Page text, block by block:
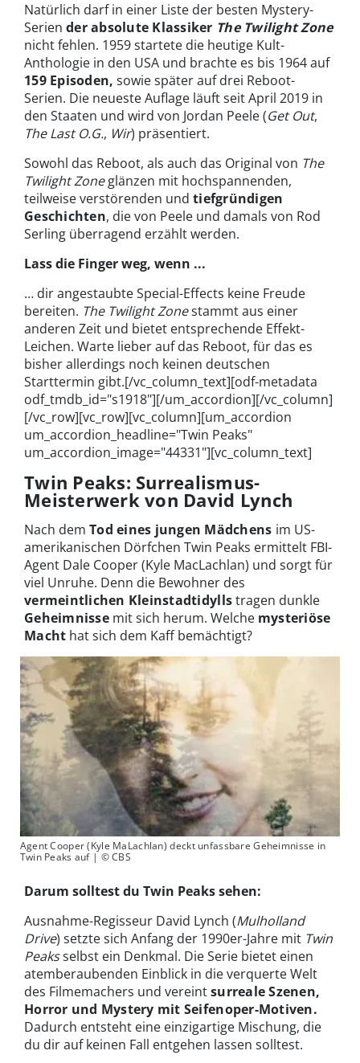
Natürlich darf in einer Liste der besten Mystery-
Serien der absolute Klassiker The Twilight Zone
nicht fehlen. 1959 startete die heutige Kult-
Anthologie in den USA und brachte es bis 1964 auf
159 Episoden, sowie später auf drei Reboot-
Serien. Die neueste Auflage läuft seit April 2019 in
den Staaten und wird von Jordan Peele (Get Out,
The Last O.G., Wir) präsentiert.
Sowohl das Reboot, als auch das Original von The
Twilight Zoneglänzen mit hochspannenden,
teilweise verstörenden und tiefgründigen
Geschichten, die von Peele und damals von Rod
Serling überragend erzählt werden.
Lass die Finger weg, wenn ...
… dir angestaubte Special-Effects keine Freude
bereiten. The Twilight Zonestammt aus einer
anderen Zeit und bietet entsprechende Effekt-
Leichen. Warte lieber auf das Reboot, für das es
bisher allerdings noch keinen deutschen
Starttermin gibt.[/vc_column_text][odf-metadata
odf_tmdb_id="s1918"][/um_accordion][/vc_column]
[/vc_row][vc_row][vc_column][um_accordion
um_accordion_headline="Twin Peaks"
um_accordion_image="44331"][vc_column_text]
Twin Peaks: Surrealismus-
Meisterwerk von David Lynch
Nach dem Tod eines jungen Mädchens im US-
amerikanischen Dörfchen Twin Peaks ermittelt FBI-
Agent Dale Cooper (Kyle MacLachlan) und sorgt für
viel Unruhe. Denn die Bewohner des
vermeintlichen Kleinstadtidyllstragen dunkle
Geheimnissemit sich herum. Welche mysteriöse
Macht hat sich dem Kaff bemächtigt?
Agent Cooper (Kyle MaLachlan) deckt unfassbare Geheimnisse in
Twin Peaks auf | © CBS
Darum solltest du Twin Peaks sehen:
Ausnahme-Regisseur David Lynch (Mulholland
Drive) setzte sich Anfang der 1990er-Jahre mit Twin
Peaksselbst ein Denkmal. Die Serie bietet einen
atemberaubenden Einblick in die verquerte Welt
des Filmemachers und vereintsurreale Szenen,
Horror und Mystery mit Seifenoper-Motiven.
Dadurch entsteht eine einzigartige Mischung, die
du dir auf keinen Fall entgehen lassen solltest.